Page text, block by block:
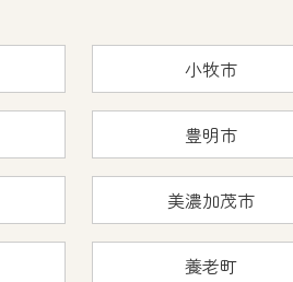
小牧市
豊明市
美濃加茂市
養老町